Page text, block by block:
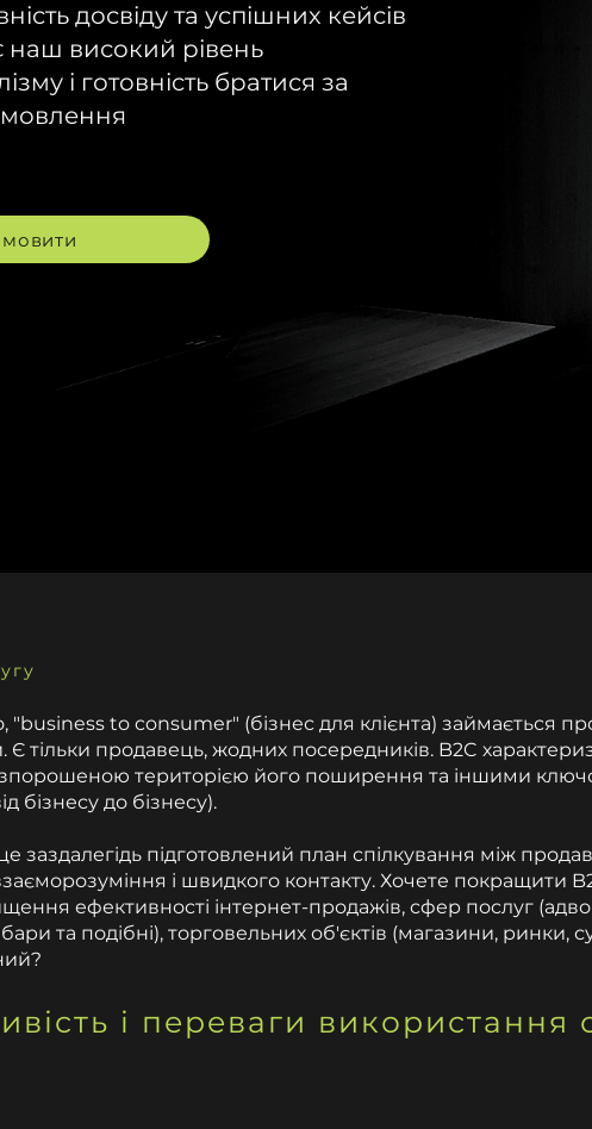
досвіду та успішних кейсів
наш високий рівень
і готовність братися за
"business to consumer" (бізнес для клієнта) займається
Є тільки продавець, жодних посередників. B2C
територією його поширення та іншими
бізнесу до бізнесу).
заздалегідь підготовлений план спілкування між
і швидкого контакту. Хочете покращити
ефективності інтернет-продажів, сфер послуг
бари та подібні), торговельних об'єктів (магазини,
і переваги використання